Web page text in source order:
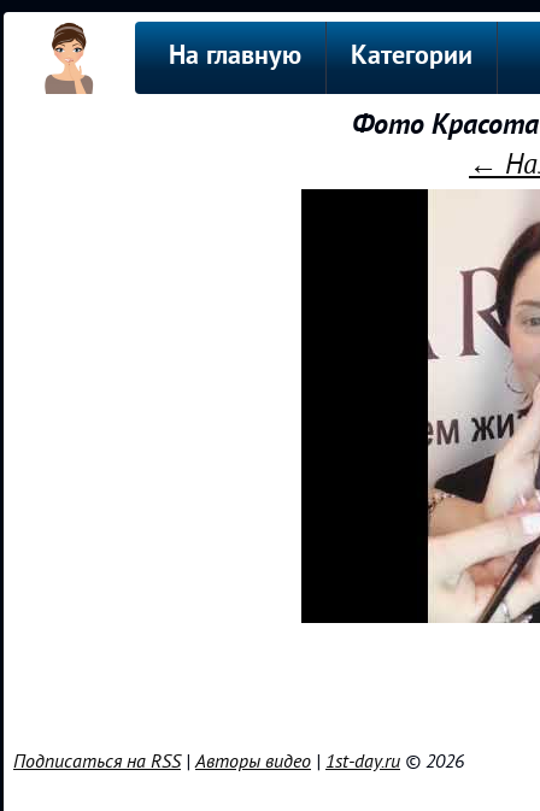
На главную Категории
Фото
←
Подписаться на RSS|Авторы видео | 1st-day.ru © 2026